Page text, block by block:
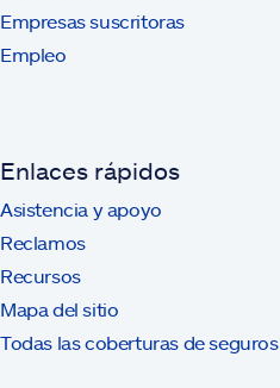
Empresas suscritoras
Empleo
Enlaces rápidos
Asistencia y apoyo
Reclamos
Recursos
Mapa del sitio
Todas las coberturas de seguros